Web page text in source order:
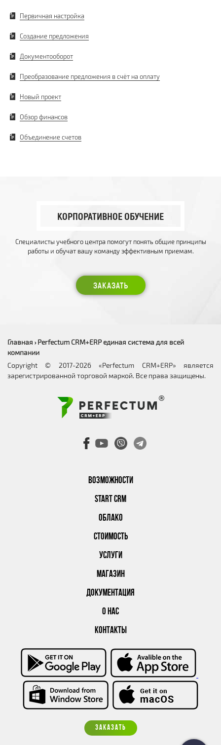
Первичная настройка
Создание предложения
Документооборот
Преобразование предложения в счёт на оплату
Новый проект
Обзор финансов
Объединение счетов
КОРПОРАТИВНОЕ ОБУЧЕНИЕ
Специалисты учебного центра помогут понять общие принципы
работы и обучат вашу команду эффективным приемам.
ЗАКАЗАТЬ
ВОЗМОЖНОСТИ
START CRM
ОБЛАКО
СТОИМОСТЬ
УСЛУГИ
МАГАЗИН
ДОКУМЕНТАЦИЯ
О НАС
КОНТАКТЫ
ЗАКАЗАТЬ
Главная › Perfectum CRM+ERP единая система для всей
компании
Copyright © 2017-2026 «Perfectum CRM+ERP» является
зарегистрированной торговой маркой. Все права защищены.